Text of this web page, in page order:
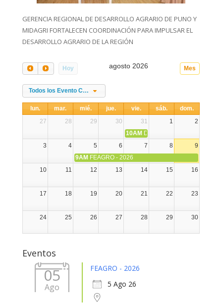
GERENCIA REGIONAL DE DESARROLLO AGRARIO DE PUNO Y
MIDAGRI FORTALECEN COORDINACIÓN PARA IMPULSAR EL
DESARROLLO AGRARIO DE LA REGIÓN
Hoy Mes
agosto 2026
Todos los Evento Categories
lun. mar. mié. jue. vie. sáb.
dom.
27
28 29 30 31 1
2
10AM DIA NACIONAL DE LA
3
4 5 6 7 8
9
9AM FEAGRO - 2026
10
11 12 13 14 15 16
17 18 19 20 21 22 23
24 25 26 27 28 29 30
Eventos
05
Ago
FEAGRO - 2026
5 Ago 26